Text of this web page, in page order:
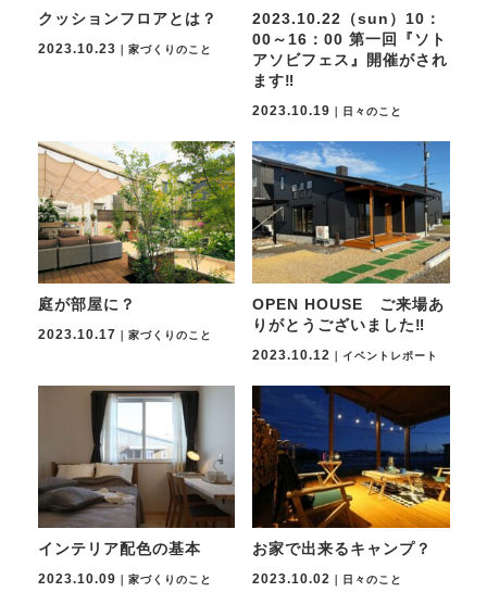
クッションフロアとは？
2023.10.23 ｜家づくりのこと
2023.10.22（sun）10：
00～16：00 第一回『ソト
アソビフェス』開催がされ
ます‼
2023.10.19 ｜日々のこと
庭が部屋に？
2023.10.17 ｜家づくりのこと
OPEN HOUSE ご来場あ
りがとうございました‼
2023.10.12 ｜イベントレポート
インテリア配色の基本
2023.10.09 ｜家づくりのこと
お家で出来るキャンプ？
2023.10.02 ｜日々のこと